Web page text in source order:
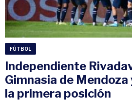
FÚTBOL
Independiente
Gimnasia de
la primera posición